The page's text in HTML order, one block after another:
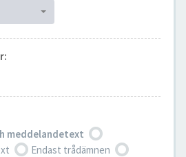
meddelandetext
Endast trådämnen